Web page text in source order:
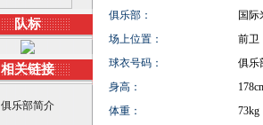
队标
相关链接
俱乐部简介
俱乐部：
国际
场上位置：
前卫
球衣号码：
俱
身高：
体重：
73kg